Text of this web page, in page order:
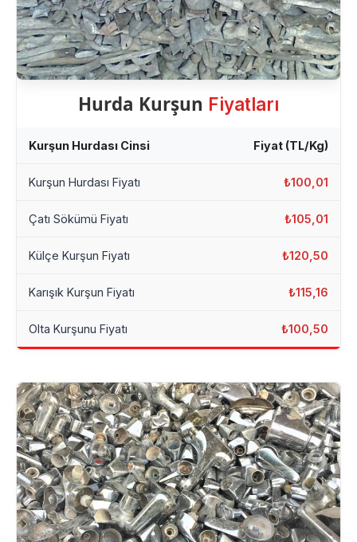
Hurda Kurşun Fiyatları
Kurşun Hurdası Cinsi Fiyat (TL/Kg)
Kurşun Hurdası Fiyatı ₺100,01
Çatı Sökümü Fiyatı ₺105,01
Külçe Kurşun Fiyatı ₺120,50
Karışık Kurşun Fiyatı ₺115,16
Olta Kurşunu Fiyatı ₺100,50